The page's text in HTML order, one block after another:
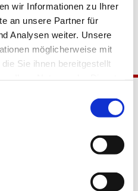
wir Informationen zu Ihrer
an unsere Partner für
Analysen weiter. Unsere
möglicherweise mit
Sie ihnen bereitgestellt